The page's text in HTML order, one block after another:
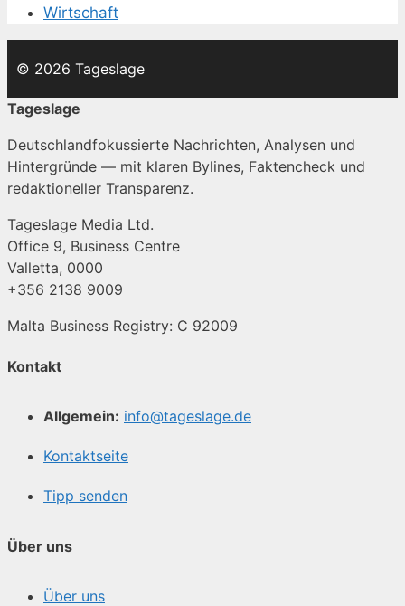
Wirtschaft
© 2026 Tageslage
Tageslage
Deutschlandfokussierte Nachrichten, Analysen und
Hintergründe — mit klaren Bylines, Faktencheck und
redaktioneller Transparenz.
Tageslage Media Ltd.
Office 9, Business Centre
Valletta, 0000
+356 2138 9009
Malta Business Registry: C 92009
Kontakt
Allgemein: info@tageslage.de
Kontaktseite
Tipp senden
Über uns
Über uns